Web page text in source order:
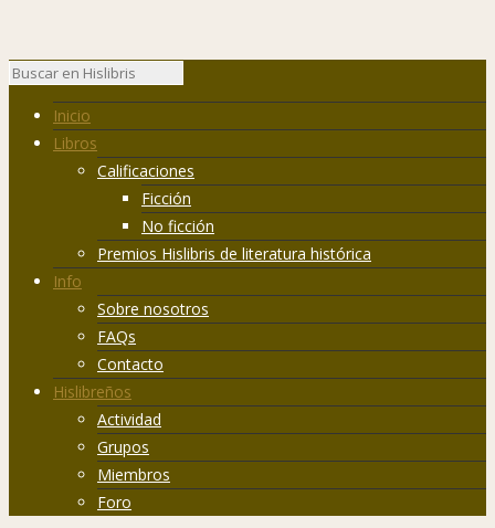
Inicio
Libros
Calificaciones
Ficción
No ficción
Premios Hislibris de literatura histórica
Info
Sobre nosotros
FAQs
Contacto
Hislibreños
Actividad
Grupos
Miembros
Foro